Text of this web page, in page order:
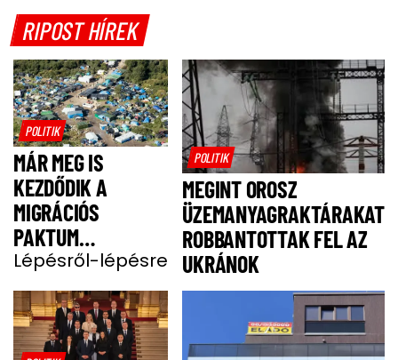
RIPOST HÍREK
POLITIK
MÁR MEG IS
KEZDŐDIK A
MIGRÁCIÓS
PAKTUM
BEVEZETÉSE
Lépésről-lépésre
POLITIK
MEGINT OROSZ
ÜZEMANYAGRAKTÁRAKAT
ROBBANTOTTAK FEL AZ
UKRÁNOK